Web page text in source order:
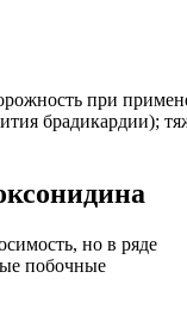
при
брадикардии);
но в ряде
побочные